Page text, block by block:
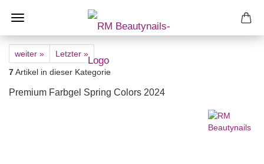
weiter »
Letzter »
7Artikel in dieser Kategorie
Premium Farbgel Spring Colors 2024